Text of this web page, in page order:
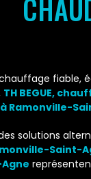
fiable,
TH BEGUE,
Ramonville-
solutions
Saint-